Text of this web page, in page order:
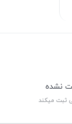
نشده
ثبت میکند